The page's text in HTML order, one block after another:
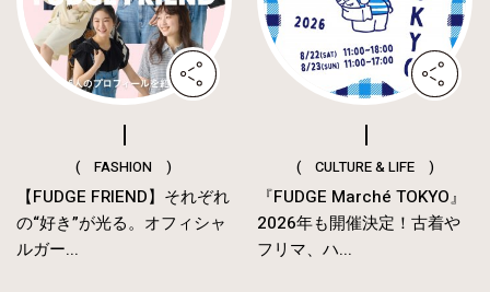
( FASHION )
【FUDGE FRIEND】それぞれ
の“好き”が光る。オフィシャ
ルガー...
( CULTURE & LIFE )
『FUDGE Marché TOKYO』
2026年も開催決定！古着や
フリマ、ハ...